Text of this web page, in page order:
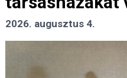
2026. augusztus 4.